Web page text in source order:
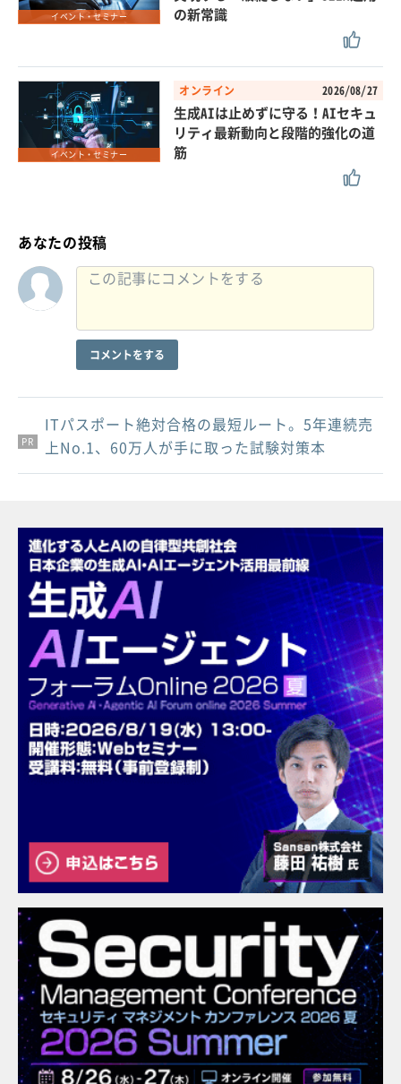
イベント・セミナー
の新常識
イベント・セミナー
オンライン 2026/08/27
生成AIは止めずに守る！AIセキュ
リティ最新動向と段階的強化の道
筋
あなたの投稿
コメントをする
PR
PR
PR
ITパスポート絶対合格の最短ルート。5年連続売
上No.1、60万人が手に取った試験対策本